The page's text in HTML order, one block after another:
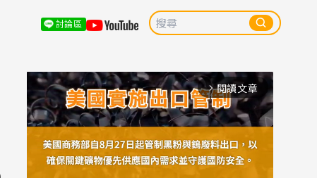
討論區
arrow_forward_ios 閱讀文章